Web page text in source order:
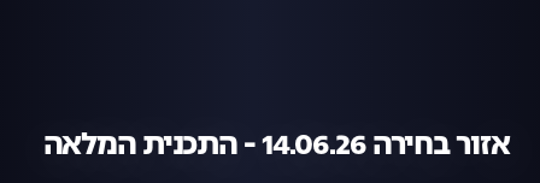
אזור בחירה 14.06.26 - התכנית המלאה